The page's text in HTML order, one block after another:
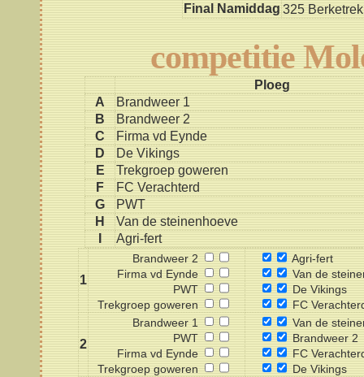
Final Namiddag 325
competitie
Ploeg
A
Brandweer 1
B
Brandweer 2
C
Firma vd Eynde
D
De Vikings
E
Trekgroep goweren
F
FC Verachterd
G
PWT
H
Van de steinenhoeve
Agri-fert
1
Brandweer 2
Firma vd Eynde
PWT
Trekgroep goweren
Agri-fert
Van de
De Vikings
FC
2
Brandweer 1
PWT
Firma vd Eynde
Trekgroep goweren
Van de
Brandweer 2
FC
De Vikings